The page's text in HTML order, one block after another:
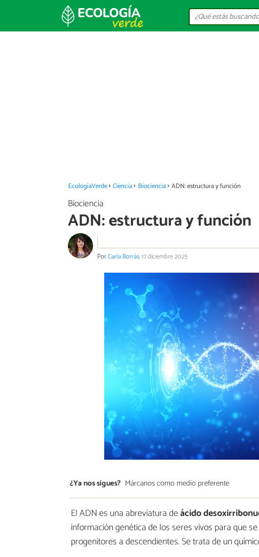
EcologíaVerde Ciencia Biociencia ADN: estructura y función
Biociencia
ADN: estructura y función
PorCarla Borràs.17 diciembre 2025
¿Ya nos sigues? Márcanos como medio preferente
El ADN es una abreviatura deácido
información genética de los seres vivos para que
progenitores a descendientes. Se trata de un